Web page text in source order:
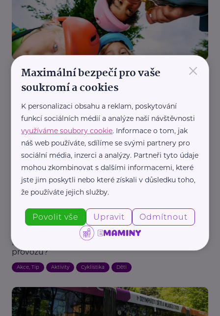
Reklama
bazarech?
Akce, Tip Aktivity Cvičení, sport Dárek Pohyb
Reklama
Kdy je dítě připravené na první kilometry v
provozu?
Akce, Tip Aktivity Cyklistika Děti
×
Maximální bezpečí pro vaše
soukromí a cookies
K personalizaci obsahu a reklam, poskytování
funkcí sociálních médií a analýze naší návštěvnosti
využíváme soubory cookie. Informace o tom, jak
náš web používáte, sdílíme se svými partnery pro
sociální média, inzerci a analýzy. Partneři tyto údaje
mohou zkombinovat s dalšími informacemi, které
jste jim poskytli nebo které získali v důsledku toho,
že používáte jejich služby.
Povolit vše Upravit Odmítnout